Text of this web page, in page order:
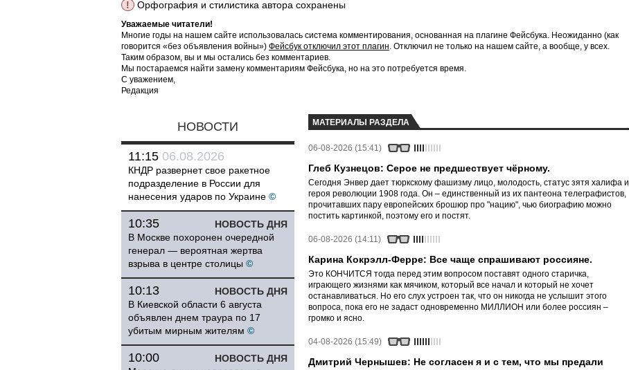
!
Орфография и стилистика автора сохранены
Уважаемые читатели!
Многие годы на нашем сайте использовалась система комментирования, основанная на плагине Фейсбука. Неожиданно (как
говорится «без объявления войны») Фейсбук отключил этот плагин. Отключил не только на нашем сайте, а вообще, у всех.
Таким образом, вы и мы остались без комментариев.
Мы постараемся найти замену комментариям Фейсбука, но на это потребуется время.
С уважением,
Редакция
НОВОСТИ
11:15 06.08.2026
КНДР развернет свое ракетное
подразделение в России для
нанесения ударов по Украине ©
НОВОСТЬ ДНЯ
10:35
В Москве похоронен очередной
генерал — вероятная жертва
взрыва в центре столицы ©
НОВОСТЬ ДНЯ
10:13
В Киевской области 6 августа
объявлен днем траура по 17
убитым мирным жителям ©
НОВОСТЬ ДНЯ
10:00
МАТЕРИАЛЫ РАЗДЕЛА
06-08-2026 (15:41)
Глеб Кузнецов: Серое не предшествует чёрному.
Сегодня Энвер дает тюркскому фашизму лицо, молодость, статус зятя халифа и
героя революции 1908 года. Он – единственный из их пантеона телеграфистов,
прочитавших пару европейских брошюр про "нацию", чью биографию можно
постить картинкой, поэтому его и постят.
06-08-2026 (14:11)
Карина Кокрэлл-Ферре: Все чаще спрашивают россияне.
Это КОНЧИТСЯ тогда перед этим вопросом поставят одного старичка,
играющего жизнями как мячиком, который все начал и который не хочет
останавливаться. Но его слух устроен так, что он никогда не услышит этого
вопроса, пока его не задаст одновременно МИЛЛИОН или более россиян –
громко и ясно.
04-08-2026 (15:49)
Дмитрий Чернышев: Не согласен я и с тем, что мы предали